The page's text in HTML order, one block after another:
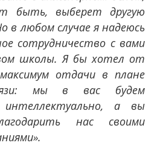
быть, выберет другую
в любом случае я надеюсь
сотрудничество с вами
школы. Я бы хотел от
отдачи в плане
мы в вас будем
интеллектуально, а вы
нас своими